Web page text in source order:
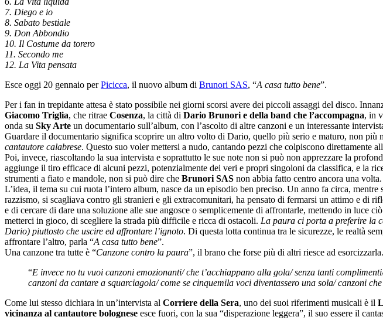
7. Diego e io
8. Sabato bestiale
9. Don Abbondio
10. Il Costume da torero
11. Secondo me
12. La Vita pensata
Esce oggi 20 gennaio perPicicca, il nuovo album di Brunori SAS, “A casa tutto bene”.
Per i fan in trepidante attesa è stato possibile nei giorni scorsi avere dei piccoli assaggi del disco.
Giacomo Triglia, che ritrae Cosenza, la città di Dario Brunori e della band che l’accompagna, in
onda su Sky Arte un documentario sull’album, con l’ascolto di altre canzoni e un interessante
Guardare il documentario significa scoprire un altro volto di Dario, quello più serio e maturo, non più
cantautore calabrese. Questo suo voler mettersi a nudo, cantando pezzi che colpiscono direttamente
Poi, invece, riascoltando la sua intervista e soprattutto le sue note non si può non apprezzare la
aggiunge il tiro efficace di alcuni pezzi, potenzialmente dei veri e propri singoloni da classifica, e la
strumenti a fiato e mandole, non si può dire che Brunori SAS non abbia fatto centro ancora una volta.
L’idea, il tema su cui ruota l’intero album, nasce da un episodio ben preciso. Un anno fa circa,
razzismo, si scagliava contro gli stranieri e gli extracomunitari, ha pensato di fermarsi un attimo e di
e di cercare di dare una soluzione alle sue angosce o semplicemente di affrontarle, mettendo in luce
metterci in gioco, di scegliere la strada più difficile e ricca di ostacoli. La paura ci porta a preferire la
Dario) piuttosto che uscire ed affrontare l’ignoto. Di questa lotta continua tra le sicurezze, le realtà
affrontare l’altro, parla “A casa tutto bene”.
Una canzone tra tutte è “Canzone contro la paura”, il brano che forse più di altri riesce ad esorcizzarla.
“E invece no tu vuoi canzoni emozionanti/ che t’acchiappano alla gola/ senza tanti
canzoni da cantare a squarciagola/ come se cinquemila voci diventassero una sola/ canzoni
Come lui stesso dichiara in un’intervista al Corriere della Sera, uno dei suoi riferimenti musicali è il
vicinanza al cantautore bolognese esce fuori, con la sua “disperazione leggera”, il suo essere il